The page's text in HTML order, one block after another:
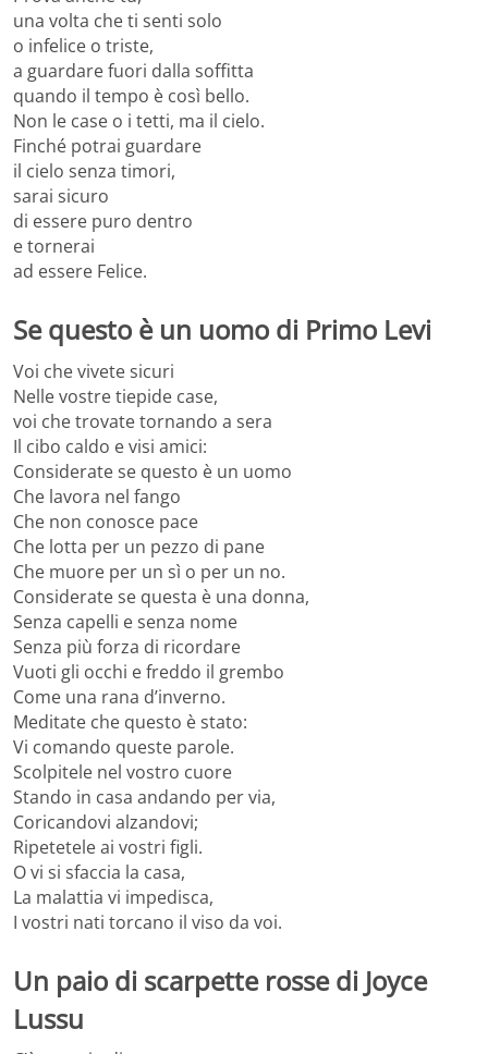
una volta che ti senti solo
o infelice o triste,
a guardare fuori dalla soffitta
quando il tempo è così bello.
Non le case o i tetti, ma il cielo.
Finché potrai guardare
il cielo senza timori,
sarai sicuro
di essere puro dentro
e tornerai
ad essere Felice.
Se questo è un uomo di Primo Levi
Voi che vivete sicuri
Nelle vostre tiepide case,
voi che trovate tornando a sera
Il cibo caldo e visi amici:
Considerate se questo è un uomo
Che lavora nel fango
Che non conosce pace
Che lotta per un pezzo di pane
Che muore per un sì o per un no.
Considerate se questa è una donna,
Senza capelli e senza nome
Senza più forza di ricordare
Vuoti gli occhi e freddo il grembo
Come una rana d’inverno.
Meditate che questo è stato:
Vi comando queste parole.
Scolpitele nel vostro cuore
Stando in casa andando per via,
Coricandovi alzandovi;
Ripetetele ai vostri figli.
O vi si sfaccia la casa,
La malattia vi impedisca,
I vostri nati torcano il viso da voi.
Un paio di scarpette rosse di Joyce
Lussu